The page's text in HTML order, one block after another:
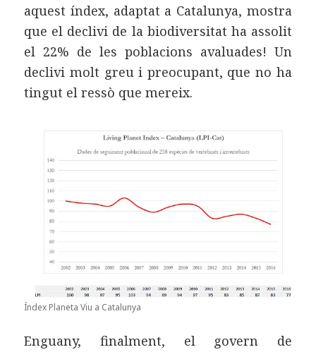
aquest índex, adaptat a Catalunya, mostra
que el declivi de la biodiversitat ha assolit
el 22% de les poblacions avaluades! Un
declivi molt greu i preocupant, que no ha
tingut el ressò que mereix.
Índex Planeta Viu a Catalunya
Enguany, finalment, el govern de